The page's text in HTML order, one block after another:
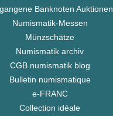
Banknoten Auktionen
Numismatik-Messen
Münzschätze
Numismatik archiv
CGB numismatik blog
Bulletin numismatique
e-FRANC
Collection idéale